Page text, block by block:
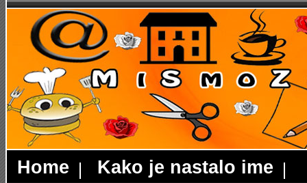
Home Kako je nastalo ime